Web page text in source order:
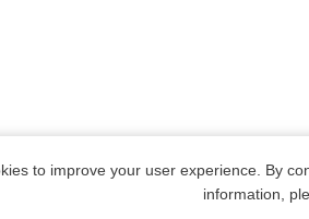
to improve your user experience. By
information,